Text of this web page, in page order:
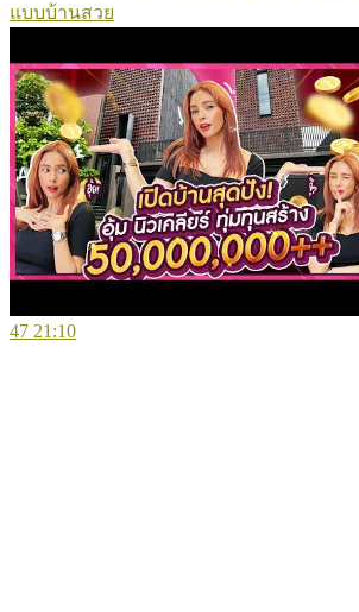
แบบบ้านสวย
47 21:10